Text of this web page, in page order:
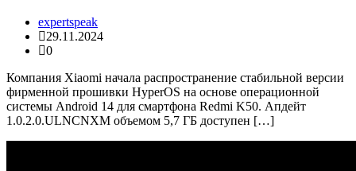
expertspeak
29.11.2024
0
Компания Xiaomi начала распространение стабильной версии
фирменной прошивки HyperOS на основе операционной
системы Android 14 для смартфона Redmi K50. Апдейт
1.0.2.0.ULNCNXM объемом 5,7 ГБ доступен […]